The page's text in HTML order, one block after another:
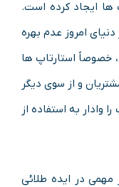
ها ایجاد کرده است.
امروز عدم بهره
خصوصاً استارتاپ ها
و از سوی دیگر
وادار به استفاده از
مهمی در ایده طلائی